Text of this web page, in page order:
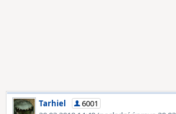
Tarhiel
6001